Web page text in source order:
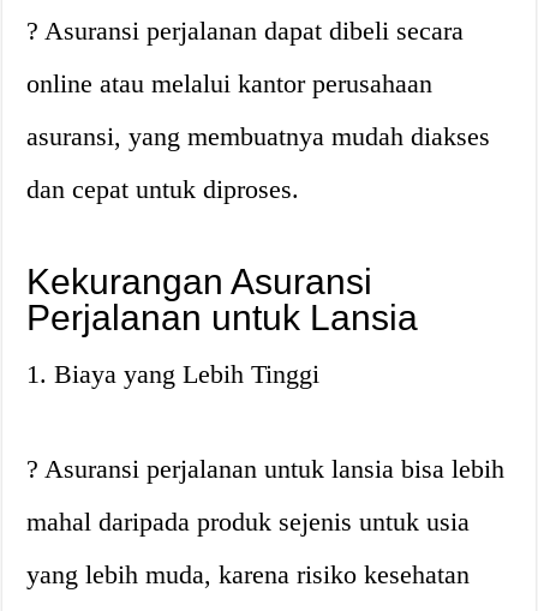
? Asuransi perjalanan dapat dibeli secara
online atau melalui kantor perusahaan
asuransi, yang membuatnya mudah diakses
dan cepat untuk diproses.
Kekurangan Asuransi
Perjalanan untuk Lansia
1. Biaya yang Lebih Tinggi
? Asuransi perjalanan untuk lansia bisa lebih
mahal daripada produk sejenis untuk usia
yang lebih muda, karena risiko kesehatan